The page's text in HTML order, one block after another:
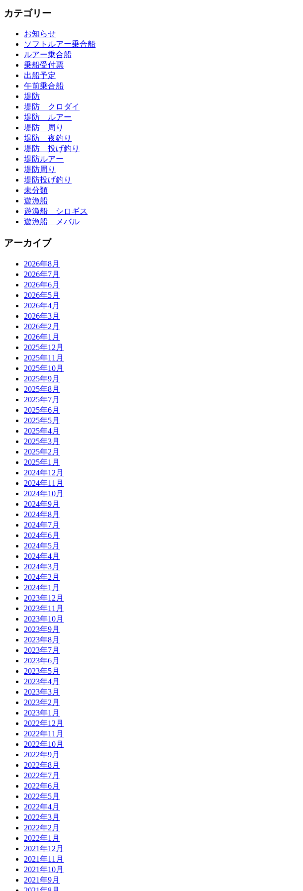
カテゴリー
お知らせ
ソフトルアー乗合船
ルアー乗合船
乗船受付票
出船予定
午前乗合船
堤防
堤防 クロダイ
堤防 ルアー
堤防 周り
堤防 夜釣り
堤防 投げ釣り
堤防ルアー
堤防周り
堤防投げ釣り
未分類
遊漁船
遊漁船 シロギス
遊漁船 メバル
アーカイブ
2026年8月
2026年7月
2026年6月
2026年5月
2026年4月
2026年3月
2026年2月
2026年1月
2025年12月
2025年11月
2025年10月
2025年9月
2025年8月
2025年7月
2025年6月
2025年5月
2025年4月
2025年3月
2025年2月
2025年1月
2024年12月
2024年11月
2024年10月
2024年9月
2024年8月
2024年7月
2024年6月
2024年5月
2024年4月
2024年3月
2024年2月
2024年1月
2023年12月
2023年11月
2023年10月
2023年9月
2023年8月
2023年7月
2023年6月
2023年5月
2023年4月
2023年3月
2023年2月
2023年1月
2022年12月
2022年11月
2022年10月
2022年9月
2022年8月
2022年7月
2022年6月
2022年5月
2022年4月
2022年3月
2022年2月
2022年1月
2021年12月
2021年11月
2021年10月
2021年9月